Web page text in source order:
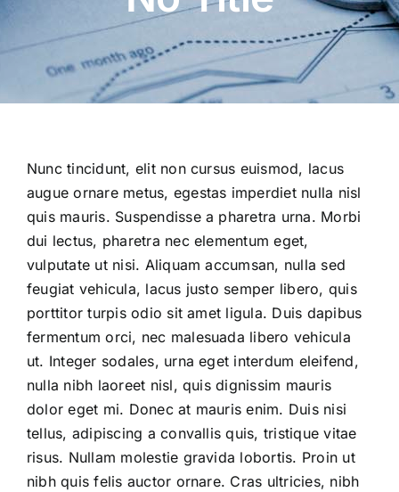
Nunc tincidunt, elit non cursus euismod, lacus
augue ornare metus, egestas imperdiet nulla nisl
quis mauris. Suspendisse a pharetra urna. Morbi
dui lectus, pharetra nec elementum eget,
vulputate ut nisi. Aliquam accumsan, nulla sed
feugiat vehicula, lacus justo semper libero, quis
porttitor turpis odio sit amet ligula. Duis dapibus
fermentum orci, nec malesuada libero vehicula
ut. Integer sodales, urna eget interdum eleifend,
nulla nibh laoreet nisl, quis dignissim mauris
dolor eget mi. Donec at mauris enim. Duis nisi
tellus, adipiscing a convallis quis, tristique vitae
risus. Nullam molestie gravida lobortis. Proin ut
nibh quis felis auctor ornare. Cras ultricies, nibh